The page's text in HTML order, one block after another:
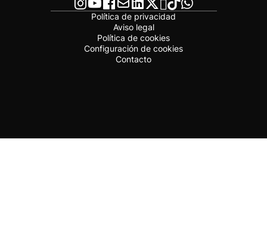
Política de privacidad
Aviso legal
Política de cookies
Configuración de cookies
Contacto